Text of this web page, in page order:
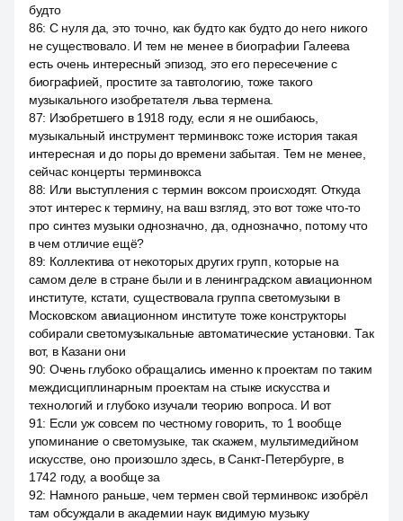
будто
86: С нуля да, это точно, как будто как будто до него никого
не существовало. И тем не менее в биографии Галеева
есть очень интересный эпизод, это его пересечение с
биографией, простите за тавтологию, тоже такого
музыкального изобретателя льва термена.
87: Изобретшего в 1918 году, если я не ошибаюсь,
музыкальный инструмент терминвокс тоже история такая
интересная и до поры до времени забытая. Тем не менее,
сейчас концерты терминвокса
88: Или выступления с термин воксом происходят. Откуда
этот интерес к термину, на ваш взгляд, это вот тоже что-то
про синтез музыки однозначно, да, однозначно, потому что
в чем отличие ещё?
89: Коллектива от некоторых других групп, которые на
самом деле в стране были и в ленинградском авиационном
институте, кстати, существовала группа светомузыки в
Московском авиационном институте тоже конструкторы
собирали светомузыкальные автоматические установки. Так
вот, в Казани они
90: Очень глубоко обращались именно к проектам по таким
междисциплинарным проектам на стыке искусства и
технологий и глубоко изучали теорию вопроса. И вот
91: Если уж совсем по честному говорить, то 1 вообще
упоминание о светомузыке, так скажем, мультимедийном
искусстве, оно произошло здесь, в Санкт-Петербурге, в
1742 году, а вообще за
92: Намного раньше, чем термен свой терминвокс изобрёл
там обсуждали в академии наук видимую музыку